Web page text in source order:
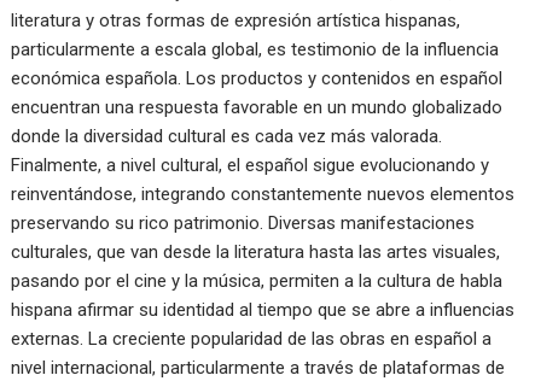
literatura y otras formas de expresión artística hispanas,
particularmente a escala global, es testimonio de la influencia
económica española. Los productos y contenidos en español
encuentran una respuesta favorable en un mundo globalizado
donde la diversidad cultural es cada vez más valorada.
Finalmente, a nivel cultural, el español sigue evolucionando y
reinventándose, integrando constantemente nuevos elementos
preservando su rico patrimonio. Diversas manifestaciones
culturales, que van desde la literatura hasta las artes visuales,
pasando por el cine y la música, permiten a la cultura de habla
hispana afirmar su identidad al tiempo que se abre a influencias
externas. La creciente popularidad de las obras en español a
nivel internacional, particularmente a través de plataformas de